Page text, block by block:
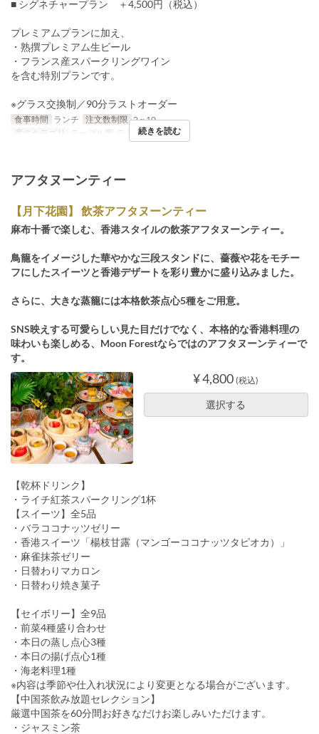
■ シグネチャープラン ＋4,500円（税込）
プレミアムプランに加え、
・熟撰プレミアム生ビール
・フランス産スパークリングワイン
を含む特別プランです。
※グラス交換制／90分ラストオーダー
食事時間 ランチ 注文数制限 2 ~ 10
席のカテゴリ
テーブル席, テラス, 個室
続きを読む
アフタヌーンティー
【月下花園】 飲茶アフタヌーンティー
麻布十番で楽しむ、香港スタイルの飲茶アフタヌーンティー。
鳥籠をイメージした華やかな三段スタンドに、薔薇や花をモチー
フにしたスイーツと香港デザートを彩り豊かに盛り込みました。
さらに、大きな蒸籠には本格飲茶点心5種をご用意。
SNS映えする可愛らしい見た目だけでなく、本格的な香港料理の
味わいも楽しめる、Moon Forestならではのアフタヌーンティーで
す。
¥ 4,800 (税込)
選択する
【乾杯ドリンク】
・ライチ紅茶スパークリング1杯
【スイーツ】全5品
・バラココナッツゼリー
・香港スイーツ「楊枝甘露（マンゴーココナッツタピオカ）」
・麻雀抹茶ゼリー
・日替わりマカロン
・日替わり焼き菓子
【セイボリー】全9品
・前菜4種盛り合わせ
・本日の蒸し点心3種
・本日の揚げ点心1種
・海老料理1種
※内容は季節や仕入れ状況により変更となる場合がございます。
【中国茶飲み放題セレクション】
厳選中国茶を60分間お好きなだけお楽しみいただけます。
・ジャスミン茶